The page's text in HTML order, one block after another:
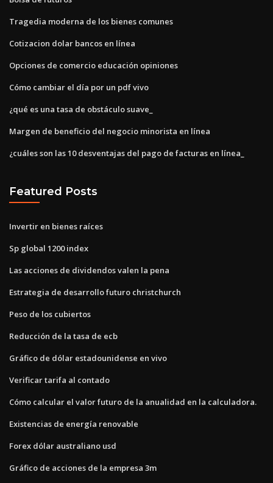
Tragedia moderna de los bienes comunes
Cotizacion dolar bancos en línea
Opciones de comercio educación opiniones
Cómo cambiar el día por un pdf vivo
¿qué es una tasa de obstáculo suave_
Margen de beneficio del negocio minorista en línea
¿cuáles son las 10 desventajas del pago de facturas en línea_
Featured Posts
Invertir en bienes raíces
Sp global 1200 index
Las acciones de dividendos valen la pena
Estrategia de desarrollo futuro christchurch
Peso de los cubiertos
Reducción de la tasa de ecb
Gráfico de dólar estadounidense en vivo
Verificar tarifa al contado
Cómo calcular el valor futuro de la anualidad en la calculadora.
Existencias de energía renovable
Forex dólar australiano usd
Gráfico de acciones de la empresa 3m